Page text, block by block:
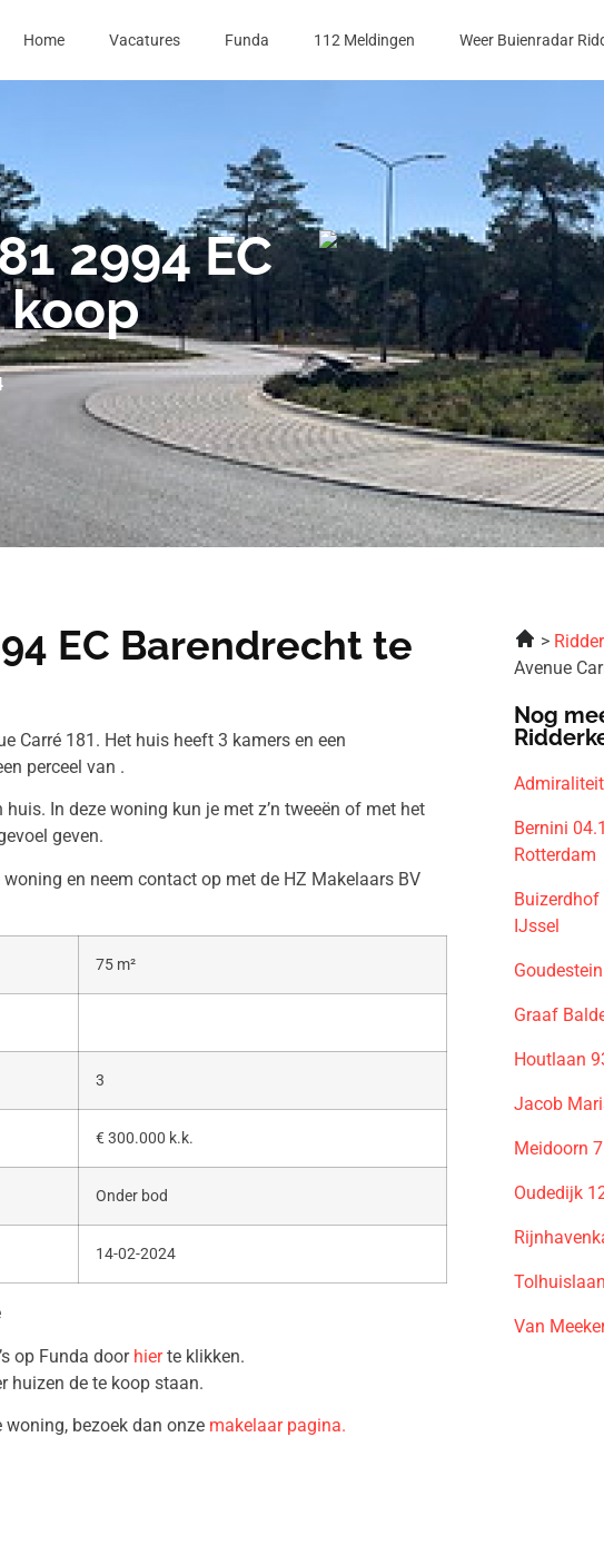
Home Vacatures Funda 112 Meldingen Weer Buienradar
2994 EC
EC Barendrecht te
Carré 181. Het huis heeft 3 kamers en een
perceel van .
In deze woning kun je met z’n tweeën of met het
geven.
en neem contact op met de HZ Makelaars BV
75 m²
3
€ 300.000 k.k.
Onder bod
14-02-2024
op Funda door hierte klikken.
huizen de te koop staan.
bezoek dan onze makelaar pagina.
Avenue
Nog
Bernini
Rotterdam
Buizerdhof
IJssel
Graaf
Houtlaan
Jacob
Meidoorn
Oudedijk
Van